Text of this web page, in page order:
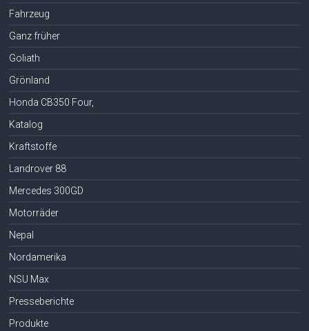
Fahrzeug
Ganz früher
Goliath
Grönland
Honda CB350 Four,
Katalog
Kraftstoffe
Landrover 88
Mercedes 300GD
Motorräder
Nepal
Nordamerika
NSU Max
Presseberichte
Produkte